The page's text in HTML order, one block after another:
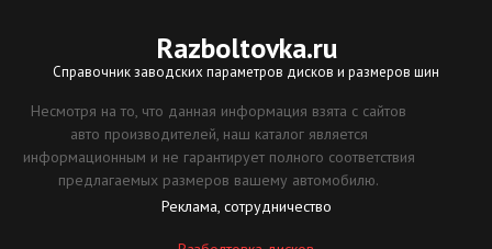
Razboltovka.ru
Справочник заводских параметров дисков и размеров шин
Несмотря на то, что данная информация взята с сайтов
авто производителей, наш каталог является
информационным и не гарантирует полного соответствия
предлагаемых размеров вашему автомобилю.
Реклама, сотрудничество